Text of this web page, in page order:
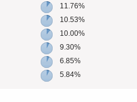
11.76%
10.53%
10.00%
9.30%
6.85%
5.84%